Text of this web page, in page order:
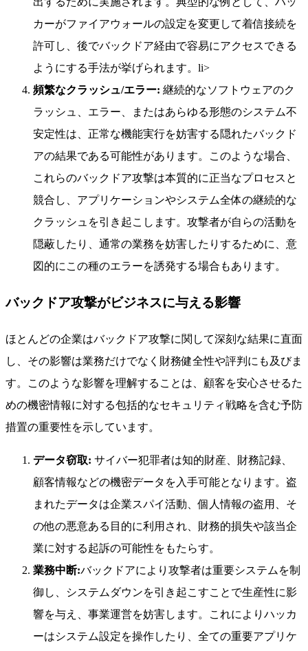
カーがファイアウォールの設定を変更して着信接続を
許可し、後でバックドア経由で容易にアクセスできる
ようにする手法が挙げられます。li>
頻繁なクラッシュ/エラー: 継続的なソフトウェアのク
ラッシュ、エラー、またはあらゆる形態のシステム不
安定性は、正常な機能実行を妨害する隠れたバックド
アの結果である可能性があります。このような場合、
これらのバックドア攻撃は本質的に正当なプロセスと
競合し、アプリケーションやシステム全体の継続的な
クラッシュを引き起こします。攻撃者が自らの活動を
隠蔽したり、通常の業務を妨害したりするために、意
図的にこの種のエラーを誘発する場合もあります。
バックドア攻撃がビジネスに与える影響
ほとんどの企業はバックドア攻撃に関して深刻な結果に直面
し、その影響は業務だけでなく財務健全性や評判にも及びま
す。このような影響を理解することは、顧客を安心させるた
めの機密情報に対する包括的なセキュリティ戦略を含む予防
措置の重要性を示しています。
データ窃取: サイバー犯罪者は知的財産、財務記録、
顧客情報などの機密データを入手可能となります。盗
まれたデータは企業スパイ活動、個人情報の盗用、そ
の他の悪意ある目的に利用され、財務的損失や該当企
業に対する起訴の可能性をもたらす。
業務中断:バックドアにより攻撃者は重要システムを制
御し、システムダウンを引き起こすことで生産性に影
響を与え、事業運営を妨害します。これによりハッカ
ーはシステム設定を操作したり、全ての重要アプリケ